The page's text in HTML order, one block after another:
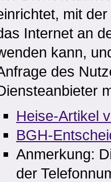
mit
Internet an
kann,
des
Heise-Artikel
BGH-
Anmerkung:
der